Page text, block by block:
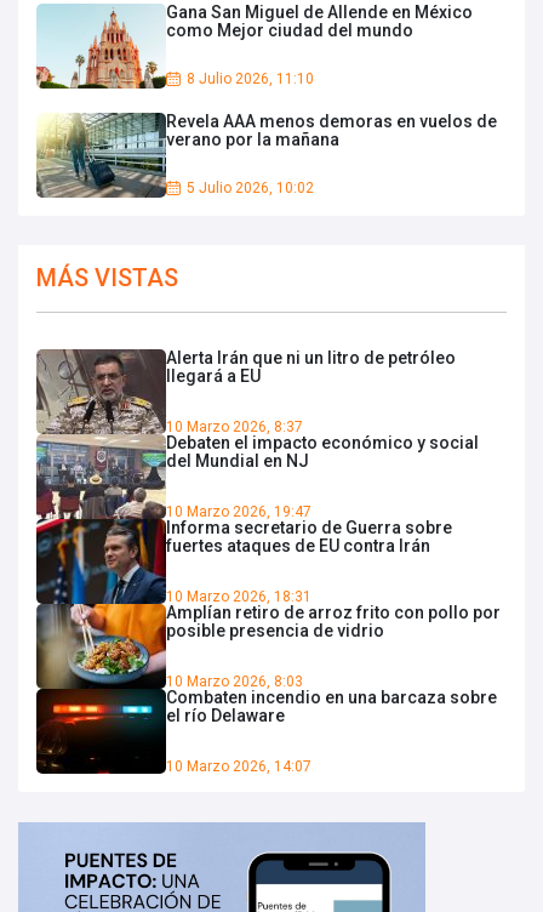
Gana San Miguel de Allende en México
como Mejor ciudad del mundo
8 Julio 2026, 11:10
Revela AAA menos demoras en vuelos de
verano por la mañana
5 Julio 2026, 10:02
MÁS VISTAS
Alerta Irán que ni un litro de petróleo
llegará a EU
10 Marzo 2026, 8:37
Debaten el impacto económico y social
del Mundial en NJ
10 Marzo 2026, 19:47
Informa secretario de Guerra sobre
fuertes ataques de EU contra Irán
10 Marzo 2026, 18:31
Amplían retiro de arroz frito con pollo por
posible presencia de vidrio
10 Marzo 2026, 8:03
Combaten incendio en una barcaza sobre
el río Delaware
10 Marzo 2026, 14:07